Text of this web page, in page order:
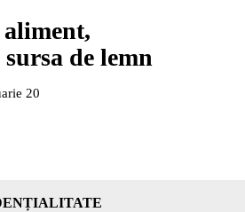
de lemn
20